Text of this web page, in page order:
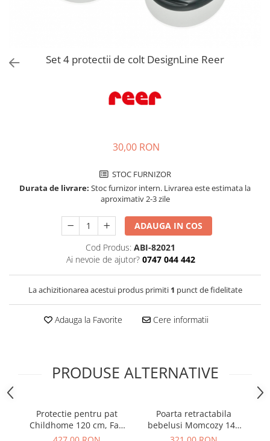
Jucarii electroniceSet 4 protectii de colt DesignLine Reer
30,00 RON
STOC FURNIZOR
Durata de livrare: Stoc furnizor intern. Livrarea este estimata la
aproximativ 2-3 zile
ADAUGA IN COS
Cod Produs: ABI-82021
Ai nevoie de ajutor? 0747 044 442
La achizitionarea acestui produs primiti 1 punct de fidelitate
Adauga la Favorite Cere informatii
PRODUSE ALTERNATIVE
Protectie pentru pat
Childhome 120 cm, Fag
Alb
Poarta retractabila
bebelusi Momcozy 140
cm Grey